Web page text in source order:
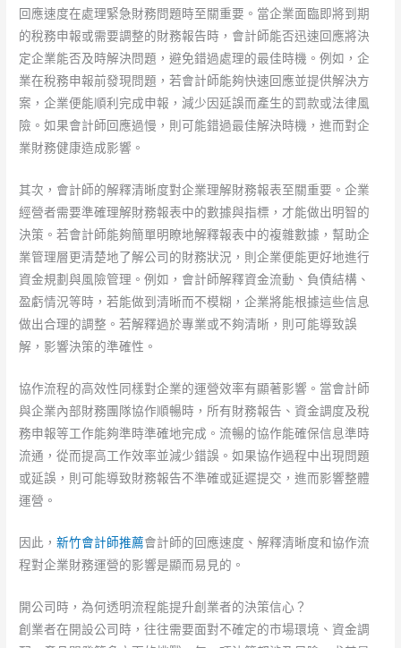
回應速度在處理緊急財務問題時至關重要。當企業面臨即將到期
的稅務申報或需要調整的財務報告時，會計師能否迅速回應將決
定企業能否及時解決問題，避免錯過處理的最佳時機。例如，企
業在稅務申報前發現問題，若會計師能夠快速回應並提供解決方
案，企業便能順利完成申報，減少因延誤而產生的罰款或法律風
險。如果會計師回應過慢，則可能錯過最佳解決時機，進而對企
業財務健康造成影響。
其次，會計師的解釋清晰度對企業理解財務報表至關重要。企業
經營者需要準確理解財務報表中的數據與指標，才能做出明智的
決策。若會計師能夠簡單明瞭地解釋報表中的複雜數據，幫助企
業管理層更清楚地了解公司的財務狀況，則企業便能更好地進行
資金規劃與風險管理。例如，會計師解釋資金流動、負債結構、
盈虧情況等時，若能做到清晰而不模糊，企業將能根據這些信息
做出合理的調整。若解釋過於專業或不夠清晰，則可能導致誤
解，影響決策的準確性。
協作流程的高效性同樣對企業的運營效率有顯著影響。當會計師
與企業內部財務團隊協作順暢時，所有財務報告、資金調度及稅
務申報等工作能夠準時準確地完成。流暢的協作能確保信息準時
流通，從而提高工作效率並減少錯誤。如果協作過程中出現問題
或延誤，則可能導致財務報告不準確或延遲提交，進而影響整體
運營。
因此，新竹會計師推薦會計師的回應速度、解釋清晰度和協作流
程對企業財務運營的影響是顯而易見的。
開公司時，為何透明流程能提升創業者的決策信心？
創業者在開設公司時，往往需要面對不確定的市場環境、資金調